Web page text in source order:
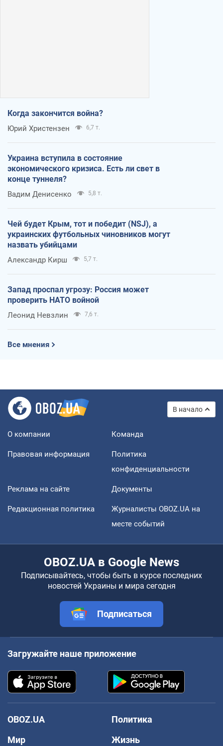
Когда закончится война?
Юрий Христензен 6,7 т.
Украина вступила в состояние
экономического кризиса. Есть ли свет в
конце туннеля?
Вадим Денисенко 5,8 т.
Чей будет Крым, тот и победит (NSJ), а
украинских футбольных чиновников могут
назвать убийцами
Александр Кирш 5,7 т.
Запад проспал угрозу: Россия может
проверить НАТО войной
Леонид Невзлин 7,6 т.
Все мнения
В начало
О компании Команда
Правовая информация
Политика
конфиденциальности
Реклама на сайте Документы
Редакционная политика
Журналисты OBOZ.UA на
месте событий
OBOZ.UA в Google News
Подписывайтесь, чтобы быть в курсе последних
новостей Украины и мира сегодня
Подписаться
Загружайте наше приложение
OBOZ.UA
Политика
Мир
Жизнь